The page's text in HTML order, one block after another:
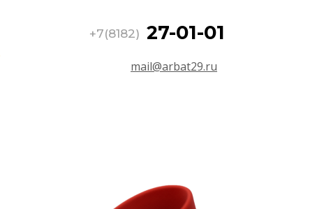
mail@arbat29.ru
27-01-01
+7(8182)